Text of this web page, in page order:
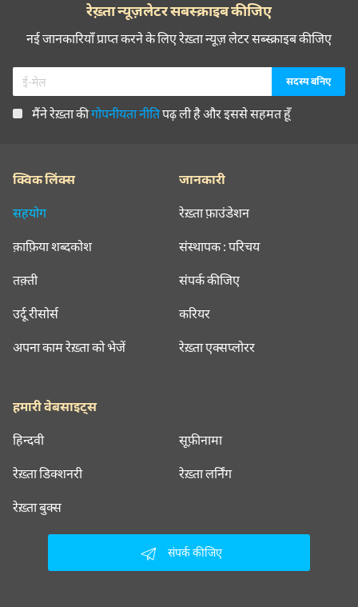
रेख़्ता न्यूज़लेटर सबस्क्राइब कीजिए
नई जानकारियाँ प्राप्त करने के लिए रेख़्ता न्यूज़ लेटर सब्स्क्राइब कीजिए
मैंने रेख़्ता कीगोपनीयता नीतिपढ़ ली है और इससे सहमत हूँ
क्विक लिंक्स
सहयोग
क़ाफ़िया शब्दकोश
तक़्ती
उर्दू रीसोर्स
अपना काम रेख़्ता को भेजें
जानकारी
रेख़्ता फ़ाउंडेशन
संस्थापक : परिचय
संपर्क कीजिए
करियर
रेख़्ता एक्सप्लोरर
हमारी वेबसाइट्स
हिन्दवी सूफ़ीनामा
रेख़्ता डिक्शनरी रेख़्ता लर्निंग
रेख़्ता बुक्स
संपर्क कीजिए